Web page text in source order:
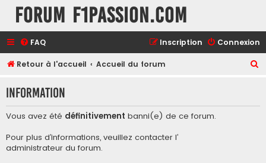
Forum F1Passion.com
FAQ Connexion
Inscription
Retour à l'accueil Accueil du forum
h
Information
Vous avez été définitivement banni(e) de ce forum.
Pour plus d’informations, veuillez contacter l’
administrateur du forum.